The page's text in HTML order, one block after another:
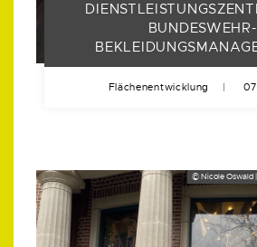
BUNDESWEHR-
Flächenentwicklung